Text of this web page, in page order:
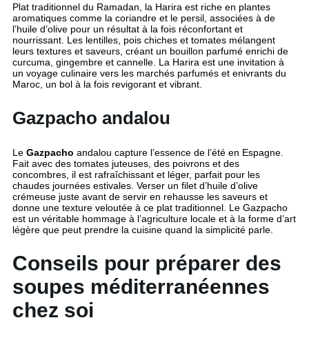
Plat traditionnel du Ramadan, la Harira est riche en plantes
aromatiques comme la coriandre et le persil, associées à de
l’huile d’olive pour un résultat à la fois réconfortant et
nourrissant. Les lentilles, pois chiches et tomates mélangent
leurs textures et saveurs, créant un bouillon parfumé enrichi de
curcuma, gingembre et cannelle. La Harira est une invitation à
un voyage culinaire vers les marchés parfumés et enivrants du
Maroc, un bol à la fois revigorant et vibrant.
Gazpacho andalou
Le Gazpacho andalou capture l’essence de l’été en Espagne.
Fait avec des tomates juteuses, des poivrons et des
concombres, il est rafraîchissant et léger, parfait pour les
chaudes journées estivales. Verser un filet d’huile d’olive
crémeuse juste avant de servir en rehausse les saveurs et
donne une texture veloutée à ce plat traditionnel. Le Gazpacho
est un véritable hommage à l’agriculture locale et à la forme d’art
légère que peut prendre la cuisine quand la simplicité parle.
Conseils pour préparer des
soupes méditerranéennes
chez soi